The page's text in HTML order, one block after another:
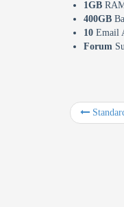
1GB
400GB
10 Email
Forum